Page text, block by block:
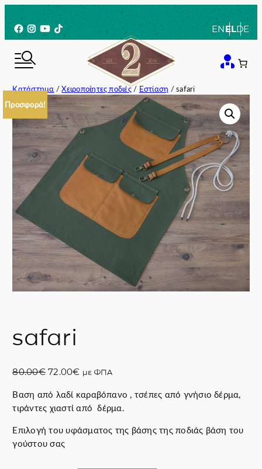
στο
περιεχόμενο
Facebook
Instagram
YouTube
TikTok ENELDE
Κατάστημα /Χειροποίητες ποδιές/ Εστίαση / safari
Προσφορά!
safari
80.00€ O
i
g
72.00€Η
ρ
έ
χ
με ΦΠΑ
Βαση από λαδί καραβόπανο , τσέπες από γνήσιο δέρμα,
τιράντες χιαστί από δέρμα.
Επιλογή του υφάσματος της βάσης της ποδιάς βάση του
γούστου σας